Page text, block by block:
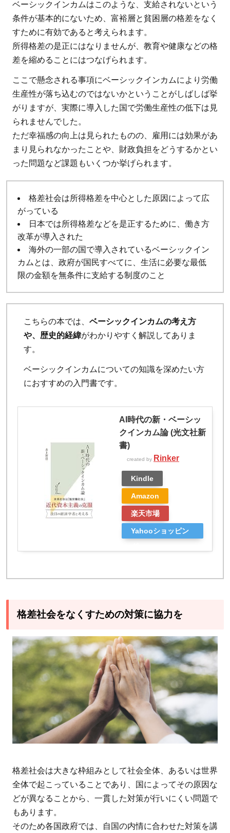
ベーシックインカムはこのような、支給されないという
条件が基本的にないため、富裕層と貧困層の格差をなく
すために有効であると考えられます。
所得格差の是正にはなりませんが、教育や健康などの格
差を縮めることにはつなげられます。
ここで懸念される事項にベーシックインカムにより労働
生産性が落ち込むのではないかということがしばしば挙
がりますが、実際に導入した国で労働生産性の低下は見
られませんでした。
ただ幸福感の向上は見られたものの、雇用には効果があ
まり見られなかったことや、財政負担をどうするかとい
った問題など課題もいくつか挙げられます。
格差社会は所得格差を中心とした原因によって広
がっている
日本では所得格差などを是正するために、働き方
改革が導入された
海外の一部の国で導入されているベーシックイン
カムとは、政府が国民すべてに、生活に必要な最低
限の金額を無条件に支給する制度のこと
こちらの本では、 ベーシックインカムの考え方
や、歴史的経緯がわかりやすく解説してありま
す。
ベーシックインカムについての知識を深めたい方
におすすめの入門書です。
AI時代の新・ベーシッ
クインカム論 (光文社新
書)
created by Rinker
Kindle
Amazon
楽天市場
Yahooショッピン
格差社会をなくすための対策に協力を
格差社会は大きな枠組みとして社会全体、あるいは世界
全体で起こっていることであり、国によってその原因な
どが異なることから、一貫した対策が行いにくい問題で
もあります。
そのため各国政府では、自国の内情に合わせた対策を講